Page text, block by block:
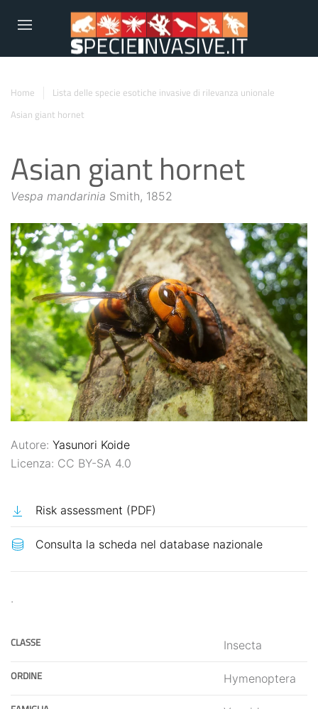
Home
Lista delle specie esotiche invasive di rilevanza unionale
Asian giant hornet
Asian giant hornet
Vespa mandarinia Smith, 1852
Autore: Yasunori Koide
Licenza: CC BY-SA 4.0
Risk assessment (PDF)
.
CLASSE Insecta
ORDINE Hymenoptera